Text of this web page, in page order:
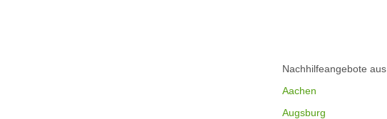
Nachhilfeangebote aus
Aachen
Augsburg